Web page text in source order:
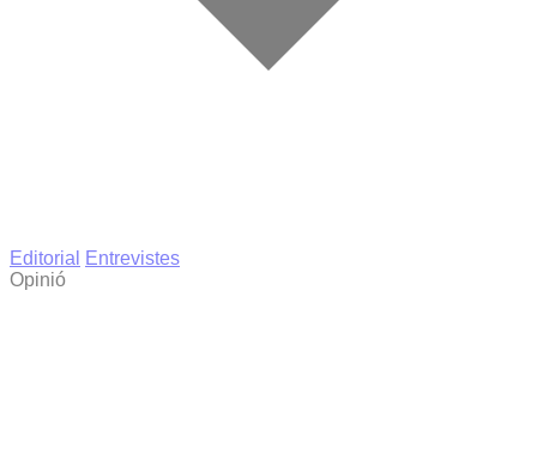
Editorial
Entrevistes
Opinió